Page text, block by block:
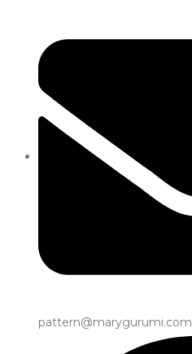
pattern@marygurumi.com